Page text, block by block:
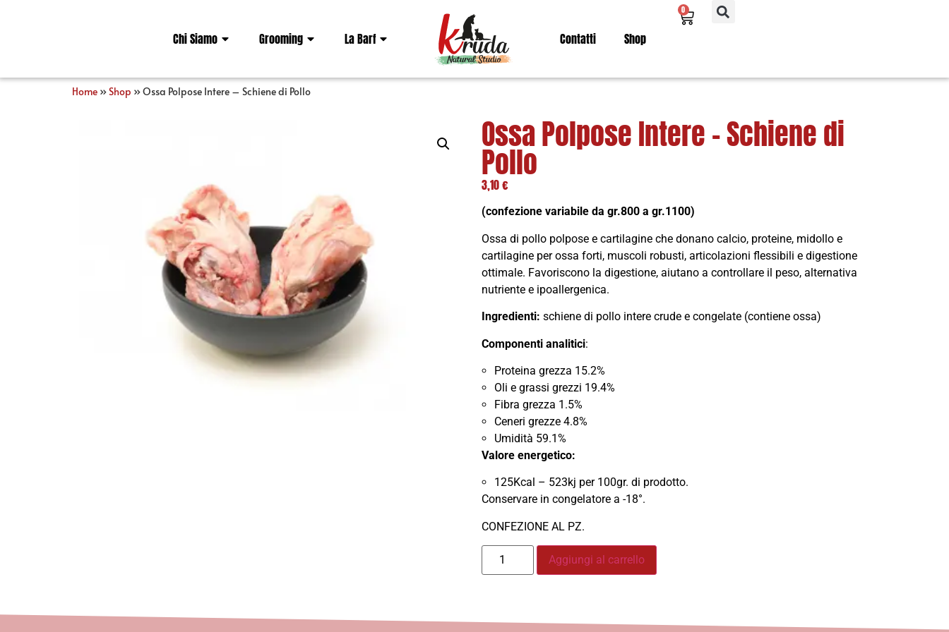
Chi Siamo Grooming La Barf Contatti Shop
0
Home »Shop »Ossa Polpose Intere – Schiene di Pollo
Ossa Polpose Intere – Schiene di
Pollo
3,10€
(confezione variabile da gr.800 a gr.1100)
Ossa di pollo polpose e cartilagine che donano calcio, proteine, midollo e
cartilagine per ossa forti, muscoli robusti, articolazioni flessibili e digestione
ottimale. Favoriscono la digestione, aiutano a controllare il peso, alternativa
nutriente e ipoallergenica.
Ingredienti: schiene di pollo intere crude e congelate (contiene ossa)
Componenti analitici:
Proteina grezza 15.2%
Oli e grassi grezzi 19.4%
Fibra grezza 1.5%
Ceneri grezze 4.8%
Umidità 59.1%
Valore energetico:
125Kcal – 523kj per 100gr. di prodotto.
Conservare in congelatore a -18°.
CONFEZIONE AL PZ.
Aggiungi al carrello